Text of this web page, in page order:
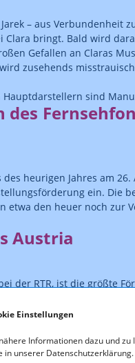
Einstellungen
Informationen dazu und zu
in unserer Datenschutzerklärung.
– aus Verbundenheit
bringt. Bald wird
Gefallen an Claras
zusehends
sind
heurigen Jahres am
ein. Die
etwa den heuer noch zur
Austria
der RTR, ist die größte
wird die Herstellung
wirtschaftlichen
oder
gestellte Budget
sind unter dem Link